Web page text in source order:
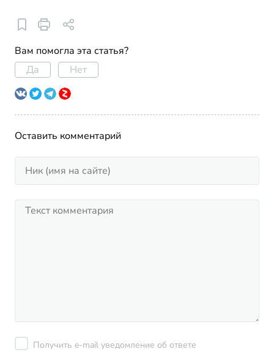
Вам помогла эта статья?
Да
Нет
Оставить комментарий
Получить e-mail уведомление об ответе